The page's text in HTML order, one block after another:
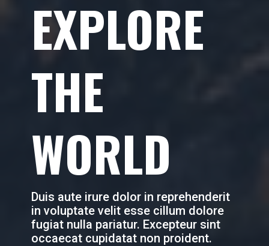
EXPLORE
THE
WORLD
Duis aute irure dolor in reprehenderit
in voluptate velit esse cillum dolore
fugiat nulla pariatur. Excepteur sint
occaecat cupidatat non proident.